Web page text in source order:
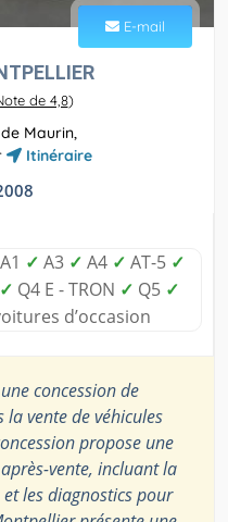
E-mail
de 4,8)
Maurin,
Itinéraire
A1 ✓ A3 ✓ A4 ✓ AT-5 ✓
✓ Q4 E - TRON ✓ Q5 ✓
d’occasion
concession de
vente de véhicules
propose une
vente, incluant la
les diagnostics pour